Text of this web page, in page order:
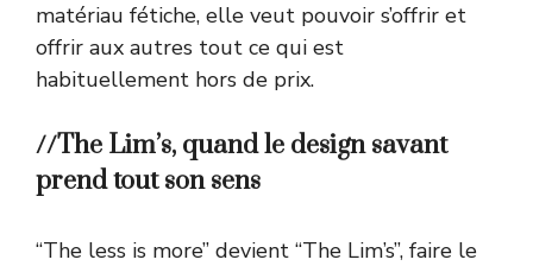
matériau fétiche, elle veut pouvoir s’offrir et
offrir aux autres tout ce qui est
habituellement hors de prix.
//The Lim’s, quand le design savant
prend tout son sens
“The less is more” devient “The Lim’s”, faire le